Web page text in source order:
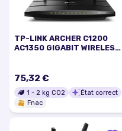
TP-LINK ARCHER C1200
AC1350 GIGABIT WIRELESS
75,32 €
1 - 2 kg CO2
État correct
Fnac